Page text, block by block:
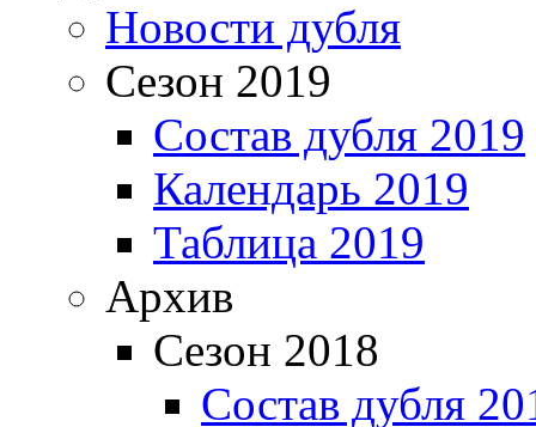
Новости дубля
Сезон 2019
Состав дубля 2019
Календарь 2019
Таблица 2019
Архив
Сезон 2018
Состав дубля